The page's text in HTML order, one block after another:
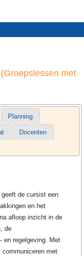
met
Planning
Docenten
de cursist een
en het
afloop inzicht in de
de
en regelgeving. Met
communiceren met